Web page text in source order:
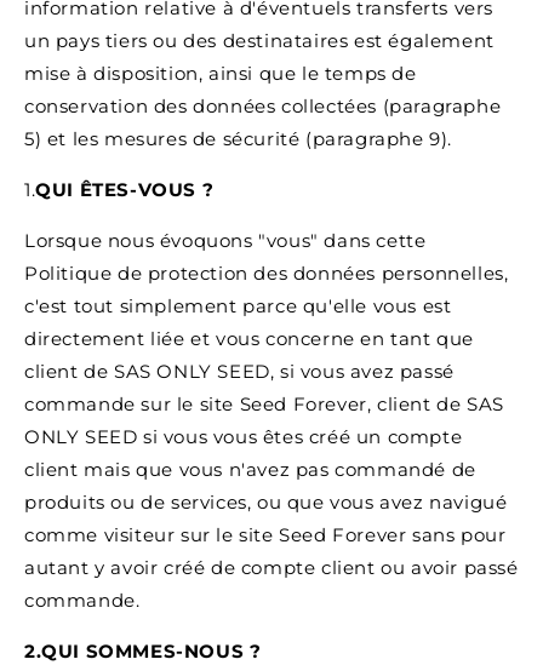
information relative à d'éventuels transferts vers
un pays tiers ou des destinataires est également
mise à disposition, ainsi que le temps de
conservation des données collectées (paragraphe
5) et les mesures de sécurité (paragraphe 9).
1.QUI ÊTES-VOUS ?
Lorsque nous évoquons "vous" dans cette
Politique de protection des données personnelles,
c'est tout simplement parce qu'elle vous est
directement liée et vous concerne en tant que
client de SAS ONLY SEED, si vous avez passé
commande sur le site Seed Forever, client de SAS
ONLY SEED si vous vous êtes créé un compte
client mais que vous n'avez pas commandé de
produits ou de services, ou que vous avez navigué
comme visiteur sur le site Seed Forever sans pour
autant y avoir créé de compte client ou avoir passé
commande.
2.QUI SOMMES-NOUS ?